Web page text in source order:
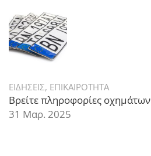
ΕΙΔΗΣΕΙΣ, ΕΠΙΚΑΙΡΟΤΗΤΑ
Βρείτε πληροφορίες
31 Μαρ. 2025